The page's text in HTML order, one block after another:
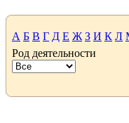
А Б В Г Д Е Ж З И К Л
Род деятельности